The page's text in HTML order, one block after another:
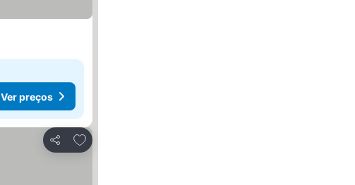
Ver preços
Partilhar
Adicionar aos favoritos